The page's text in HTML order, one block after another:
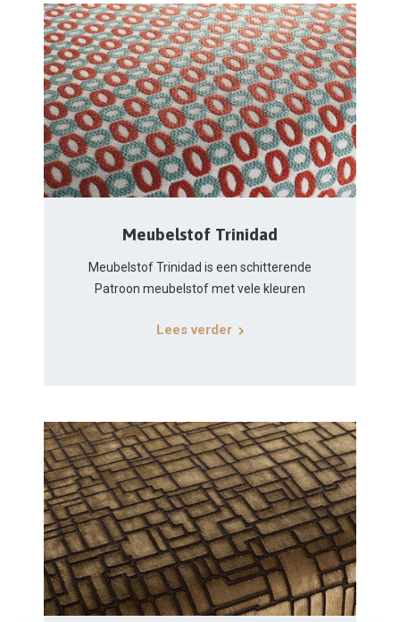
Meubelstof Trinidad
Meubelstof Trinidad is een schitterende
Patroon meubelstof met vele kleuren
Lees verder